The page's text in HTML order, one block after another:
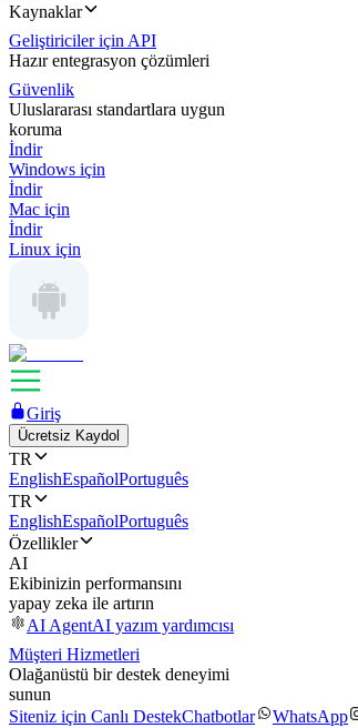
Kaynaklar
Geliştiriciler için API
Hazır entegrasyon çözümleri
Güvenlik
Uluslararası standartlara uygun
koruma
İndir
Windows için
İndir
Mac için
İndir
Linux için
Giriş
Ücretsiz Kaydol
TR
EnglishEspañolPortuguês
TR
EnglishEspañolPortuguês
Özellikler
AI
Ekibinizin performansını
yapay zeka ile artırın
AI AgentAI yazım yardımcısı
Müşteri Hizmetleri
Olağanüstü bir destek deneyimi
sunun
Siteniz için Canlı DestekChatbotlar WhatsApp